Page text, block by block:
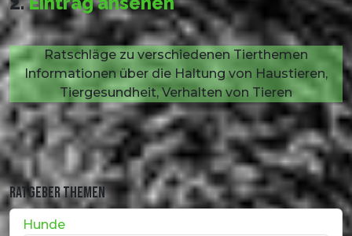
Ratschläge zu verschiedenen Tierthemen
Informationen über die Haltung von Haustieren,
Tiergesundheit, Verhalten von Tieren
RATGEBER THEMEN
Hunde